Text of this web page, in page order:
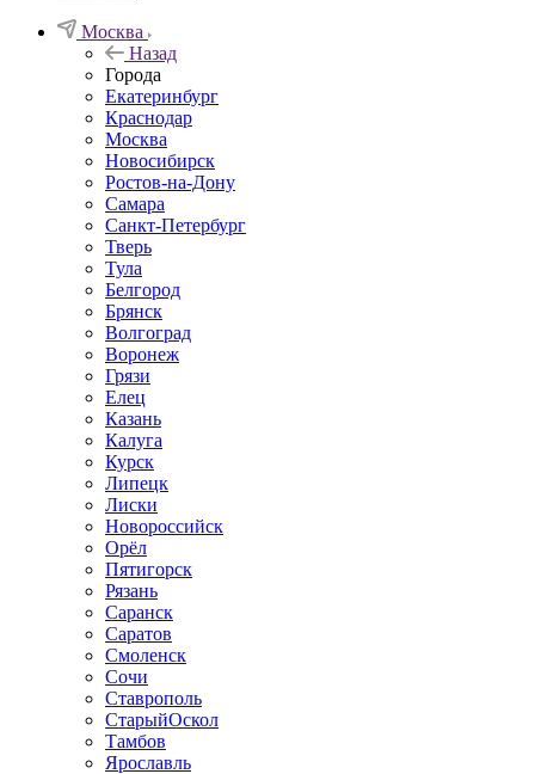
Москва
Назад
Города
Екатеринбург
Краснодар
Москва
Новосибирск
Ростов-на-Дону
Самара
Санкт-Петербург
Тверь
Тула
Белгород
Брянск
Волгоград
Воронеж
Грязи
Елец
Казань
Калуга
Курск
Липецк
Лиски
Новороссийск
Орёл
Пятигорск
Рязань
Саранск
Саратов
Смоленск
Сочи
Ставрополь
СтарыйОскол
Тамбов
Ярославль